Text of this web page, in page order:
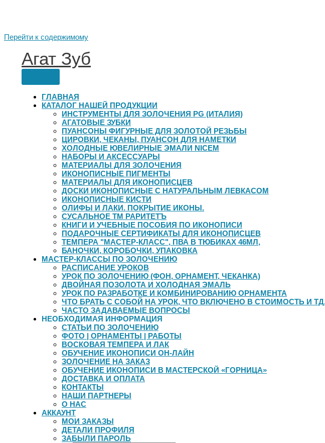
Перейти к содержимому
Агат Зуб
ГЛАВНАЯ
КАТАЛОГ НАШЕЙ ПРОДУКЦИИ
ИНСТРУМЕНТЫ ДЛЯ ЗОЛОЧЕНИЯ PG (ИТАЛИЯ)
АГАТОВЫЕ ЗУБКИ
ПУАНСОНЫ ФИГУРНЫЕ ДЛЯ ЗОЛОТОЙ РЕЗЬБЫ
ЦИРОВКИ, ЧЕКАНЫ, ПУАНСОН ДЛЯ НАМЕТКИ
ХОЛОДНЫЕ ЮВЕЛИРНЫЕ ЭМАЛИ NICEM
НАБОРЫ И АКСЕССУАРЫ
МАТЕРИАЛЫ ДЛЯ ЗОЛОЧЕНИЯ
ИКОНОПИСНЫЕ ПИГМЕНТЫ
МАТЕРИАЛЫ ДЛЯ ИКОНОПИСЦЕВ
ДОСКИ ИКОНОПИСНЫЕ С НАТУРАЛЬНЫМ ЛЕВКАСОМ
ИКОНОПИСНЫЕ КИСТИ
ОЛИФЫ И ЛАКИ. ПОКРЫТИЕ ИКОНЫ.
СУСАЛЬНОЕ ТМ РАРИТЕТЪ
КНИГИ И УЧЕБНЫЕ ПОСОБИЯ ПО ИКОНОПИСИ
ПОДАРОЧНЫЕ СЕРТИФИКАТЫ ДЛЯ ИКОНОПИСЦЕВ
ТЕМПЕРА "МАСТЕР-КЛАСС", ПВА В ТЮБИКАХ 46МЛ,
БАНОЧКИ, КОРОБОЧКИ, УПАКОВКА
МАСТЕР-КЛАССЫ ПО ЗОЛОЧЕНИЮ
РАСПИСАНИЕ УРОКОВ
УРОК ПО ЗОЛОЧЕНИЮ (ФОН, ОРНАМЕНТ, ЧЕКАНКА)
ДВОЙНАЯ ПОЗОЛОТА И ХОЛОДНАЯ ЭМАЛЬ
УРОК ПО РАЗРАБОТКЕ И КОМБИНИРОВАНИЮ ОРНАМЕНТА
ЧТО БРАТЬ С СОБОЙ НА УРОК, ЧТО ВКЛЮЧЕНО В СТОИМОСТЬ И
ЧАСТО ЗАДАВАЕМЫЕ ВОПРОСЫ
НЕОБХОДИМАЯ ИНФОРМАЦИЯ
СТАТЬИ ПО ЗОЛОЧЕНИЮ
ФОТО | ОРНАМЕНТЫ | РАБОТЫ
ВОСКОВАЯ ТЕМПЕРА И ЛАК
ОБУЧЕНИЕ ИКОНОПИСИ ОН-ЛАЙН
ЗОЛОЧЕНИЕ НА ЗАКАЗ
ОБУЧЕНИЕ ИКОНОПИСИ В МАСТЕРСКОЙ «ГОРНИЦА»
ДОСТАВКА И ОПЛАТА
КОНТАКТЫ
НАШИ ПАРТНЕРЫ
О НАС
АККАУНТ
МОИ ЗАКАЗЫ
ДЕТАЛИ ПРОФИЛЯ
ЗАБЫЛИ ПАРОЛЬ